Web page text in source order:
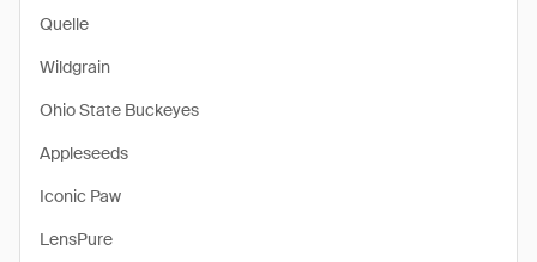
Quelle
Wildgrain
Ohio State Buckeyes
Appleseeds
Iconic Paw
LensPure